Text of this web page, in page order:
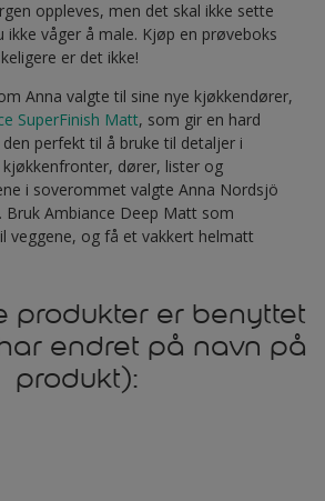
oppleves, men det skal ikke sette
våger å male. Kjøp en prøveboks
er det ikke!
Anna valgte til sine nye kjøkkendører,
SuperFinish Matt, som gir en hard
perfekt til å bruke til detaljer i
dører, lister og
i soverommet valgte Anna Nordsjö
Bruk Ambiance Deep Matt som
veggene, og få et vakkert helmatt
produkter er benyttet
endret på navn på
produkt):